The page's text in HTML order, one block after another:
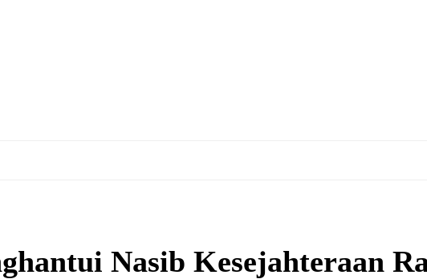
Nasib Kesejahteraan